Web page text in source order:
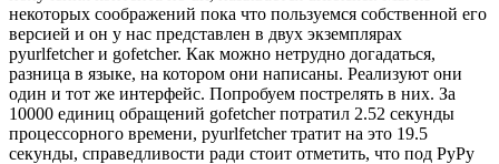
некоторых соображений пока что пользуемся собственной его
версией и он у нас представлен в двух экземплярах
pyurlfetcher и gofetcher. Как можно нетрудно догадаться,
разница в языке, на котором они написаны. Реализуют они
один и тот же интерфейс. Попробуем пострелять в них. За
10000 единиц обращений gofetcher потратил 2.52 секунды
процессорного времени, pyurlfetcher тратит на это 19.5
секунды, справедливости ради стоит отметить, что под PyPy